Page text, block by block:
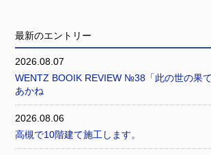
最新のエントリー
2026.08.07
WENTZ BOOIK REVIEW №38「此の世の果
あかね
2026.08.06
高槻で10階建て施工します。